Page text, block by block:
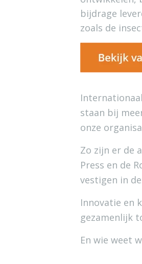
bijdrage
zoals de
staan bij
onze
Zo zijn er de
Press en de
vestigen in
Innovatie en
gezamenlijk
En wie weet